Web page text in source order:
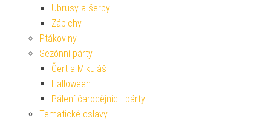
Ubrusy a šerpy
Zápichy
Ptákoviny
Sezónní párty
Čert a Mikuláš
Halloween
Pálení čarodějnic - párty
Tematické oslavy